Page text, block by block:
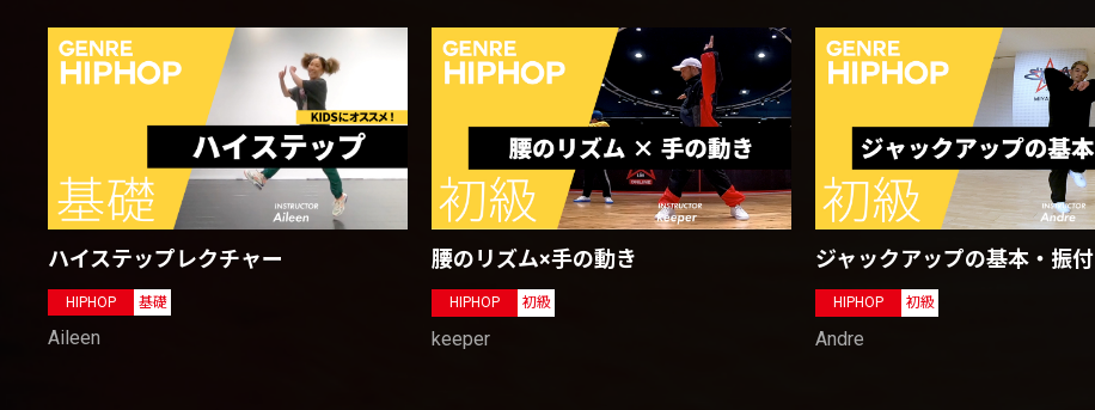
ハイステップレクチャー
HIPHOP 基礎
Aileen
腰のリズム×手の動き
HIPHOP 初級
keeper
ジャックアップの基本・振付
HIPHOP 初級
Andre